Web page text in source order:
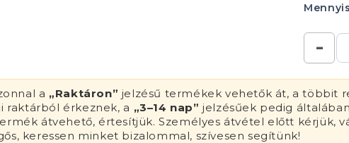
a „Raktáron” jelzésű termékek vehetők át, a többit
raktárból érkeznek, a „3–14 nap” jelzésűek pedig
átvehető, értesítjük. Személyes átvétel előtt kérjük,
keressen minket bizalommal, szívesen segítünk!